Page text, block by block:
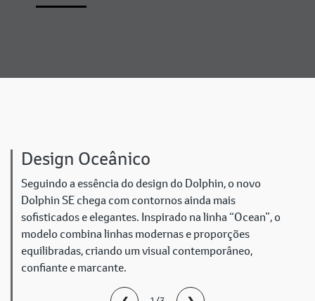
Design Oceânico
Seguindo a essência do design do Dolphin, o novo
Dolphin SE chega com contornos ainda mais
sofisticados e elegantes. Inspirado na linha “Ocean”, o
modelo combina linhas modernas e proporções
equilibradas, criando um visual contemporâneo,
confiante e marcante.